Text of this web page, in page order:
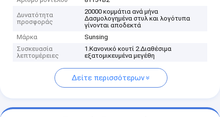
Δυνατότητα
προσφοράς
20000 κομμάτια ανά μήνα
Δασμολογημένα στυλ και λογότυπα
γίνονται αποδεκτά
Μάρκα
Sunsing
Συσκευασία
λεπτομέρειες
1.Κανονικό κουτί 2.Διαθέσιμα
εξατομικευμένα μεγέθη
Δείτε περισσότερων